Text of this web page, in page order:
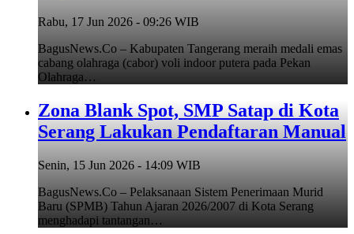
Rabu, 17 Jun 2026 - 09:26 WIB
BagusNews.Co – Kabupaten Tangerang meraih medali emas
cabang olahraga (cabor) voli indoor putera pada Pekan
Olahraga…
Zona Blank Spot, SMP Satap di Kota
Serang Lakukan Pendaftaran Manual
Senin, 15 Jun 2026 - 14:09 WIB
BagusNews.Co – Pelaksanaan Sistem Penerimaan Murid
Baru (SPMB) Tahun Ajaran 2026/2007 di Kota Serang
menghadapi tantangan…